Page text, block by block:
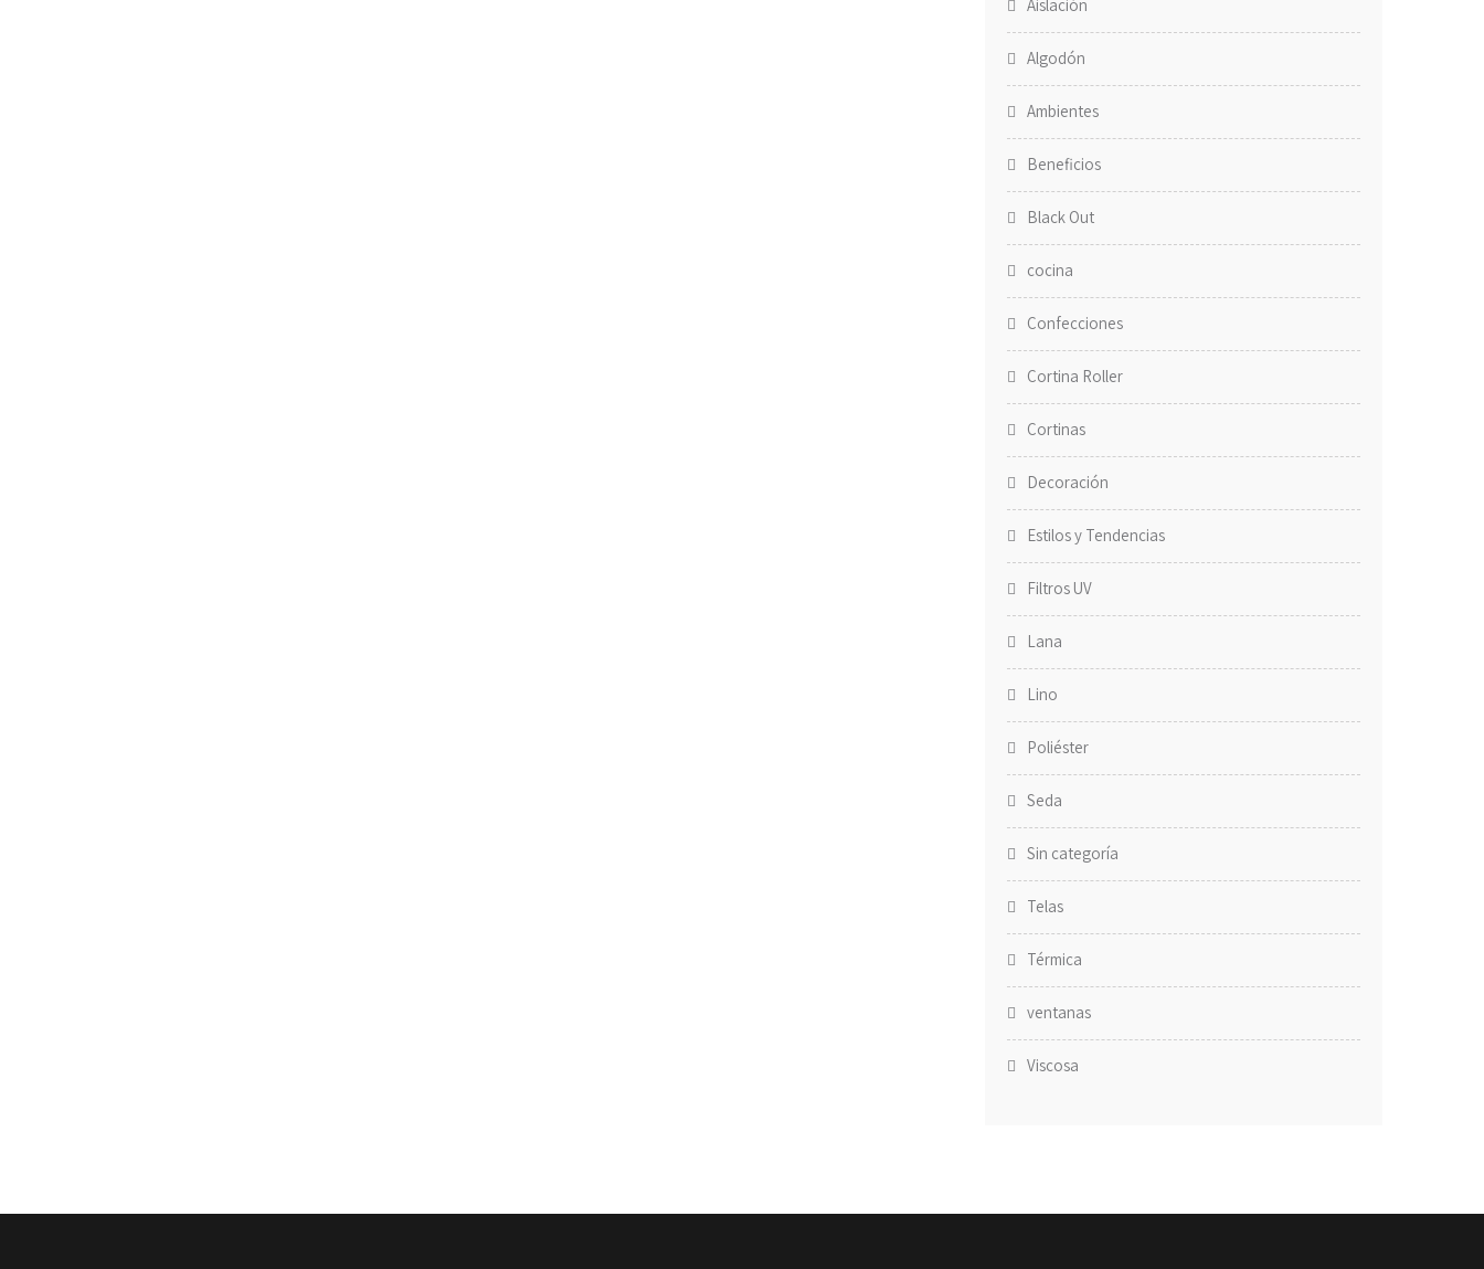
Aislación
Algodón
Ambientes
Beneficios
Black Out
cocina
Confecciones
Cortina Roller
Cortinas
Decoración
Estilos y Tendencias
Filtros UV
Lana
Lino
Poliéster
Seda
Sin categoría
Telas
Térmica
ventanas
Viscosa